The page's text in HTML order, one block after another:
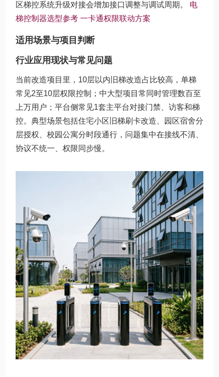
区梯控系统升级对接会增加接口调整与调试周期。 电
梯控制器选型参考 一卡通权限联动方案
适用场景与项目判断
行业应用现状与常见问题
当前改造项目里，10层以内旧梯改造占比较高，单梯
常见2至10层权限控制；中大型项目常同时管理数百至
上万用户；平台侧常见1套主平台对接门禁、访客和梯
控。典型场景包括住宅小区旧梯刷卡改造、园区宿舍分
层授权、校园公寓分时段通行，问题集中在接线不清、
协议不统一、权限同步慢。